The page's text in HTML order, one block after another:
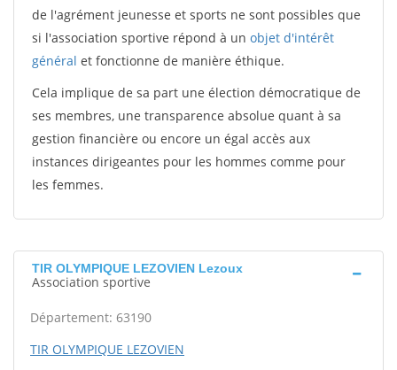
de l'agrément jeunesse et sports ne sont possibles que
si l'association sportive répond à un objet d'intérêt
général et fonctionne de manière éthique.
Cela implique de sa part une élection démocratique de
ses membres, une transparence absolue quant à sa
gestion financière ou encore un égal accès aux
instances dirigeantes pour les hommes comme pour
les femmes.
TIR OLYMPIQUE LEZOVIEN Lezoux
Association sportive
Département: 63190
TIR OLYMPIQUE LEZOVIEN